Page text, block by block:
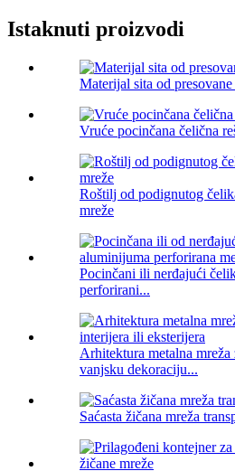
Istaknuti proizvodi
Materijal sita od
Vruće pocinčana čelična
Roštilj od podignutog
mreže
Pocinčani ili nerđajući
perforirani...
Arhitektura metalna
vanjsku dekoraciju...
Saćasta žičana mreža